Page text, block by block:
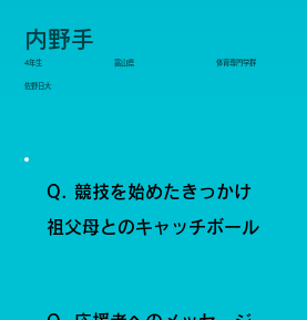
内野手
4年生 富山県 体育専門学群
佐野日大
Q. 競技を始めたきっかけ
祖父母とのキャッチボール